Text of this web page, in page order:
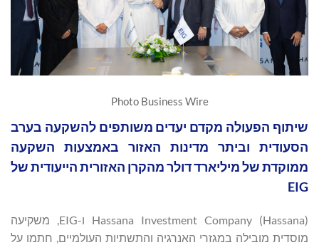
Photo Business Wire
שיתוף הפעולה מקדם יעדים משותפים להשקעה בערב
הסעודית וביתר מדינות האזור באמצעות השקעה
ממוקדת של מיליארד דולר מהקרן האזורית הייעודית של
EIG
Hassana Investment Company (Hassana) ו-EIG, משקיעה
מוסדית מובילה במגזרי האנרגיה והתשתיות העולמיים, חתמו על